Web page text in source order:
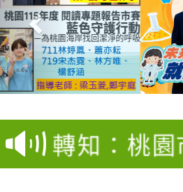
【甄選結
學年度第1
結果(第4招
【甄選結
學年度第1
結果(第12
轉知：桃
賽及師生
轉知：「